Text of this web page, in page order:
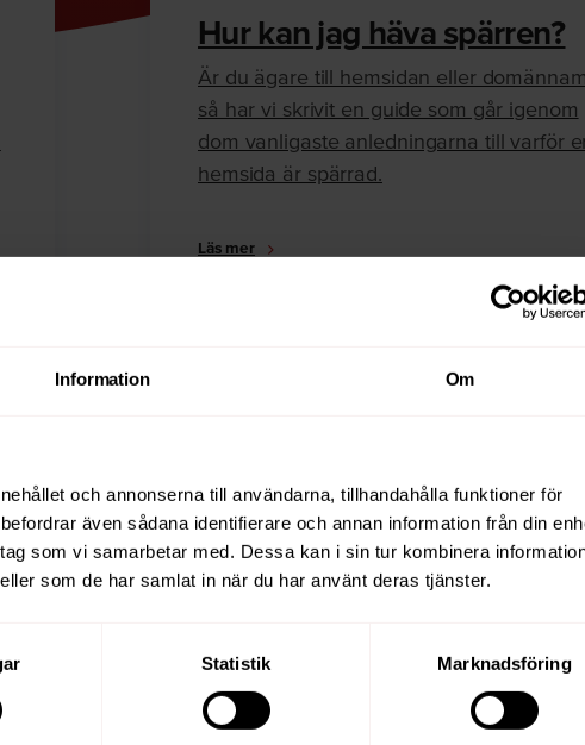
Information Om
och annonserna till användarna, tillhandahålla funktioner för
även sådana identifierare och annan information från din
som vi samarbetar med. Dessa kan i sin tur kombinera
som de har samlat in när du har använt deras tjänster.
Statistik Marknadsföring
Hur kan jag häva spärren?
Är du ägare till hemsidan eller
så har vi skrivit en guide som går igenom
dom vanligaste anledningarna till varför
hemsida är spärrad.
Läs mer
were trying to reach
or domain pleaseread this FAQ